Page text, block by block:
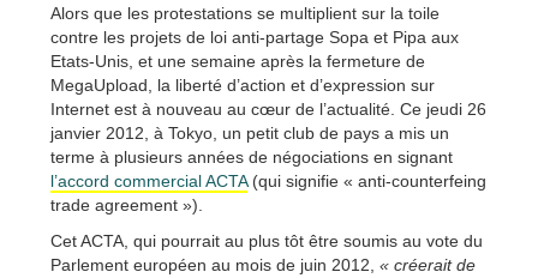
Alors que les protestations se multiplient sur la toile
contre les projets de loi anti-partage Sopa et Pipa aux
Etats-Unis, et une semaine après la fermeture de
MegaUpload, la liberté d’action et d’expression sur
Internet est à nouveau au cœur de l’actualité. Ce jeudi 26
janvier 2012, à Tokyo, un petit club de pays a mis un
terme à plusieurs années de négociations en signant
l’accord commercial ACTA(qui signifie « anti-counterfeing
trade agreement »).
Cet ACTA, qui pourrait au plus tôt être soumis au vote du
Parlement européen au mois de juin 2012, « créerait de